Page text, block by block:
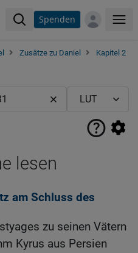
Spenden
Zusätze zu Daniel
Kapitel 2
lesen
am Schluss des
zu seinen Vätern
Kyrus aus Persien